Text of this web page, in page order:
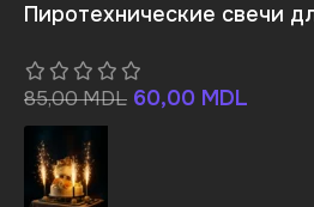
Пиротехнические свечи
85,00MDL 60,00 MDL